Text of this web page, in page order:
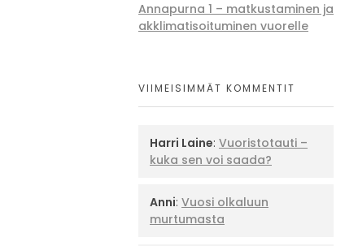
Annapurna 1 – matkustaminen ja
akklimatisoituminen vuorelle
VIIMEISIMMÄT KOMMENTIT
Harri Laine: Vuoristotauti –
kuka sen voi saada?
Anni: Vuosi olkaluun
murtumasta